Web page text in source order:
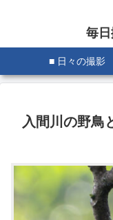
毎
■ 日々の撮影
入間川の野鳥